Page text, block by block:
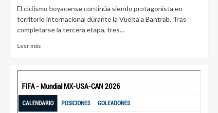
El ciclismo boyacense continúa siendo protagonista en
territorio internacional durante la Vuelta a Bantrab. Tras
completarse la tercera etapa, tres...
Leer más